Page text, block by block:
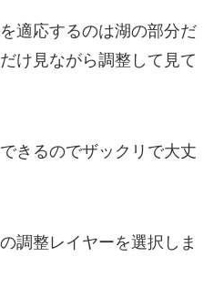
適応するのは湖の部分だ
け見ながら調整して見て
きるのでザックリで大丈
調整レイヤーを選択しま